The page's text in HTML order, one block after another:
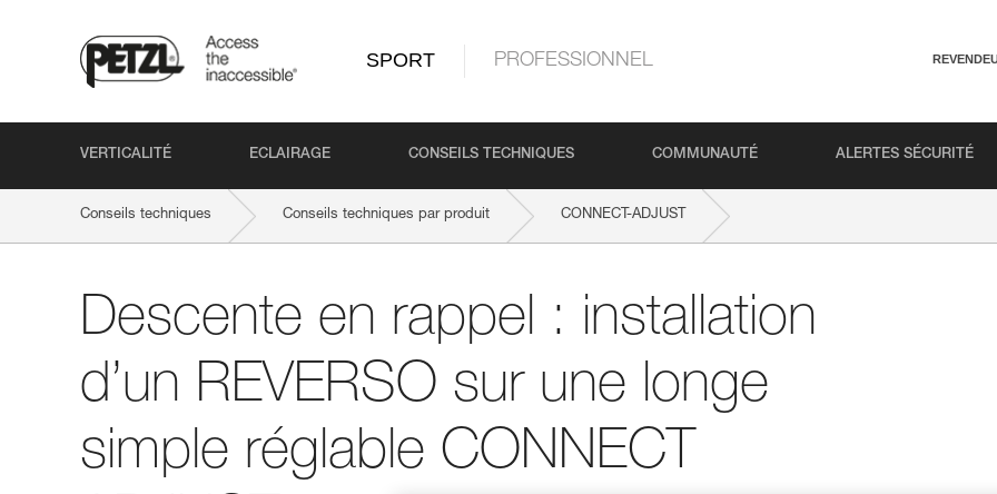
SPORT PROFESSIONNEL
VERTICALITÉ ECLAIRAGE CONSEILS TECHNIQUES COMMUNAUTÉ ALERTES SÉCURITÉ
Conseils techniques Conseils techniques par produit CONNECT-ADJUST
Descente en rappel : installation
d’un REVERSO sur une longe
simple réglable CONNECT